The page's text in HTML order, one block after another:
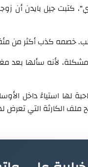
كتبت جيل بايدن أن
خصمه كذب أكثر من
لأنه سألها بعد
لها استياءً داخل
الكارثة التي تعرض لها